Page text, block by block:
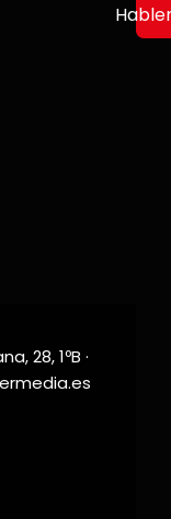
28, 1ºB ·